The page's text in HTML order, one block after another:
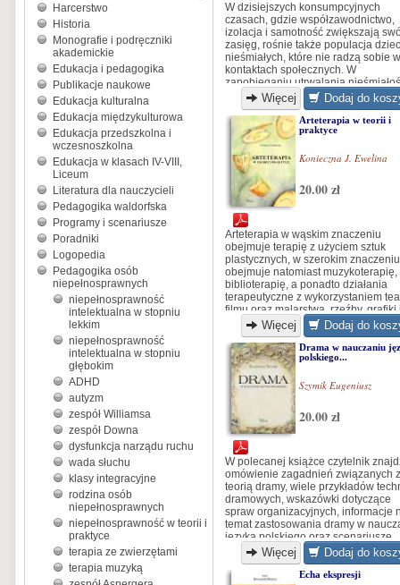
Harcerstwo
Historia
Monografie i podręczniki
akademickie
Edukacja i pedagogika
Publikacje naukowe
Edukacja kulturalna
Edukacja międzykulturowa
Edukacja przedszkolna i
wczesnoszkolna
Edukacja w klasach IV-VIII,
Liceum
Literatura dla nauczycieli
Pedagogika waldorfska
Programy i scenariusze
Poradniki
Logopedia
Pedagogika osób
niepełnosprawnych
niepełnosprawność
intelektualna w stopniu
lekkim
niepełnosprawność
intelektualna w stopniu
głębokim
ADHD
autyzm
zespół Williamsa
zespół Downa
dysfunkcja narządu ruchu
wada słuchu
klasy integracyjne
rodzina osób
niepełnosprawnych
niepełnosprawność w teorii i
praktyce
terapia ze zwierzętami
terapia muzyką
W dzisiejszych konsumpcyjnych
czasach, gdzie współzawodnictwo,
izolacja i samotność zwiększają
zasięg, rośnie także populacja
nieśmiałych, które nie radzą sobie w
kontaktach społecznych. W
zapobieganiu utrwalania
ważną rolę odgrywają
wychowawcze nastawione na
odpowiednie kształtowanie się
osobowości dziecka. Jednak, gdy
zaburzenia przybierają na sile,
konieczne jest zastosowanie
odpowiednich działań
terapeutycznych...
Więcej Dodaj do
Arteterapia w teorii i
praktyce
Konieczna J. Ewelina
20.00 zł
Arteterapia w wąskim znaczeniu
obejmuje terapię z użyciem sztuk
plastycznych, w szerokim znaczeniu
obejmuje natomiast muzykoterapię,
biblioterapię, a ponadto działania
terapeutyczne z wykorzystaniem
filmu oraz malarstwa, rzeźby, grafiki
innych sWięcej Dodaj do
Drama w nauczaniu
polskiego...
Szymik Eugeniusz
20.00 zł
W polecanej książce czytelnik
omówienie zagadnień związanych z
teorią dramy, wiele przykładów
dramowych, wskazówki dotyczące
spraw organizacyjnych, informacje
temat zastosowania dramy w
języka polskiego oraz scenariusze
lekcji.
Więcej Dodaj do
Echa ekspresji